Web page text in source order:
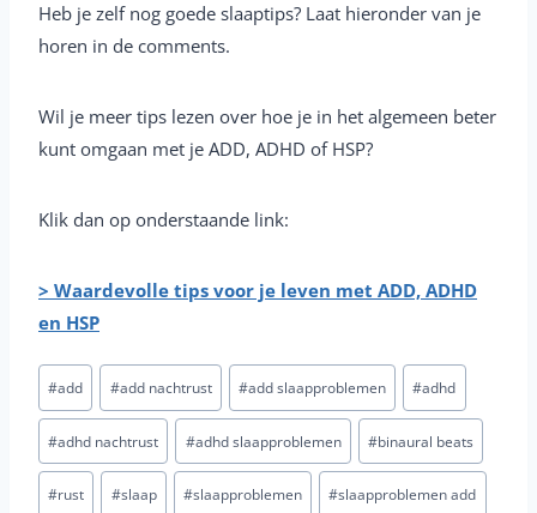
Heb je zelf nog goede slaaptips? Laat hieronder van je
horen in de comments.
Wil je meer tips lezen over hoe je in het algemeen beter
kunt omgaan met je ADD, ADHD of HSP?
Klik dan op onderstaande link:
> Waardevolle tips voor je leven met ADD, ADHD
en HSP
Post
Tags:
#add #add nachtrust #add slaapproblemen #adhd
#adhd nachtrust #adhd slaapproblemen #binaural beats
#rust #slaap #slaapproblemen #slaapproblemen add